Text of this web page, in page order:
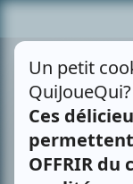
contenu